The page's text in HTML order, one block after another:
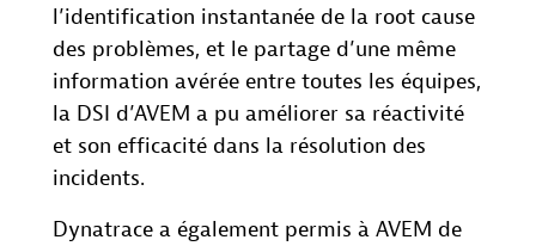
l’identification instantanée de la root cause
des problèmes, et le partage d’une même
information avérée entre toutes les équipes,
la DSI d’AVEM a pu améliorer sa réactivité
et son efficacité dans la résolution des
incidents.
Dynatrace a également permis à AVEM de